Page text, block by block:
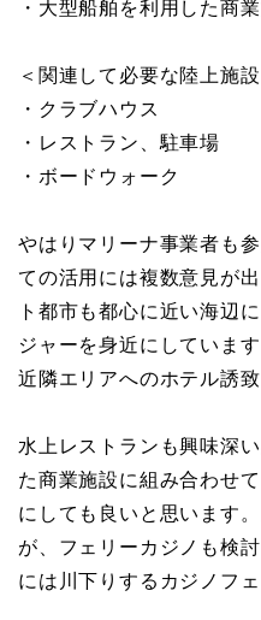
・大型船舶を利⽤した商
＜関連して必要な陸上施設
・クラブハウス
・レストラン、駐車場
・ボードウォーク
やはりマリーナ事業者も
ての活用には複数意見が
ト都市も都心に近い海辺
ジャーを身近にしていま
近隣エリアへのホテル誘
水上レストランも興味深
た商業施設に組み合わせ
にしても良いと思います
が、フェリーカジノも検
には川下りするカジノフ